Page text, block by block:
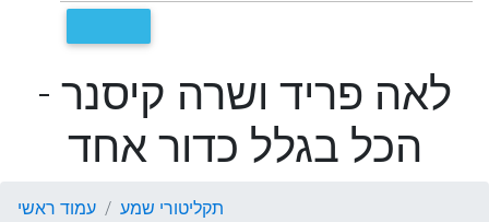
לאה פריד ושרה קיסנר -
הכל בגלל כדור אחד
עמוד ראשי
תקליטורי שמע